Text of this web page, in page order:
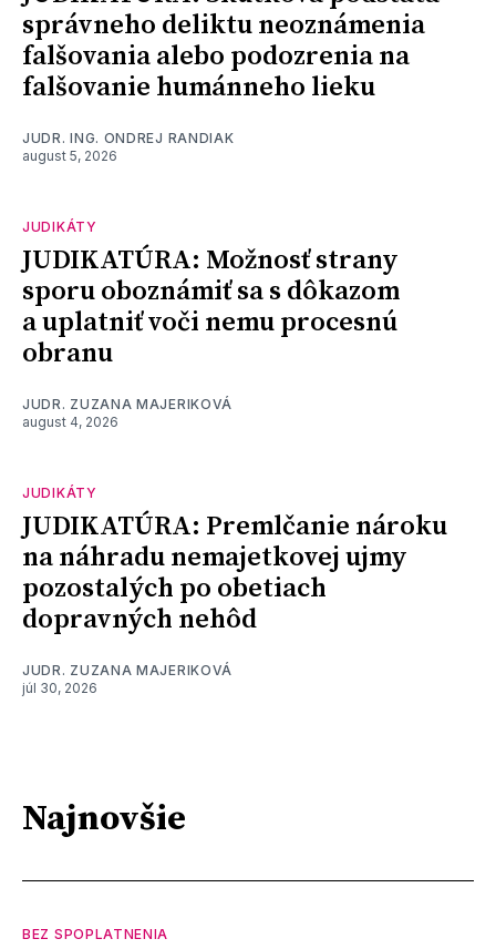
správneho deliktu neoznámenia
falšovania alebo podozrenia na
falšovanie humánneho lieku
JUDR. ING. ONDREJ RANDIAK
august 5, 2026
JUDIKÁTY
JUDIKATÚRA: Možnosť strany
sporu oboznámiť sa s dôkazom
a uplatniť voči nemu procesnú
obranu
JUDR. ZUZANA MAJERIKOVÁ
august 4, 2026
JUDIKÁTY
JUDIKATÚRA: Premlčanie nároku
na náhradu nemajetkovej ujmy
pozostalých po obetiach
dopravných nehôd
JUDR. ZUZANA MAJERIKOVÁ
júl 30, 2026
Najnovšie
BEZ SPOPLATNENIA